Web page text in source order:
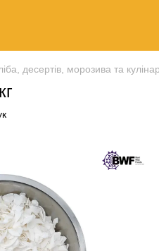
десертів, морозива та